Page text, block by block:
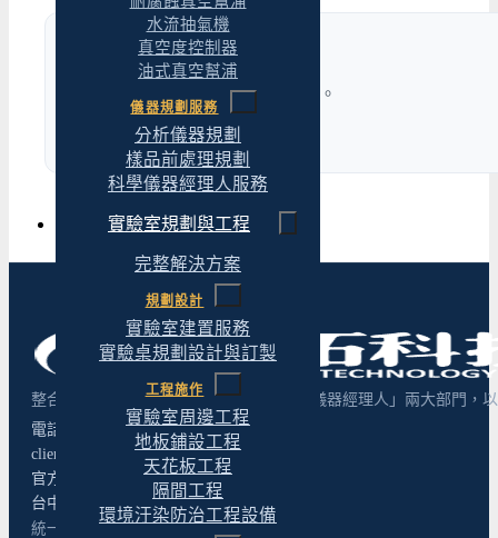
水流抽氣機
真空度控制器
油式真空幫浦
儀器規劃服務
分析儀器規劃
樣品前處理規劃
科學儀器經理人服務
實驗室規劃與工程
完整解決方案
規劃設計
實驗室建置服務
實驗桌規劃設計與訂製
工程施作
實驗室周邊工程
地板鋪設工程
天花板工程
隔間工程
環境汙染防治工程設備
完整解決方案
跨場域整套規劃，單一窗口整合。
了解更多 →
整合「實驗室規劃設計與建置」與「科學儀器經理人」兩大部門，
電話：04-2243-9623
client@yt-technology.com
官方 LINE 諮詢
台中市北屯區松竹路二段 156-9 號
統一編號：23688044